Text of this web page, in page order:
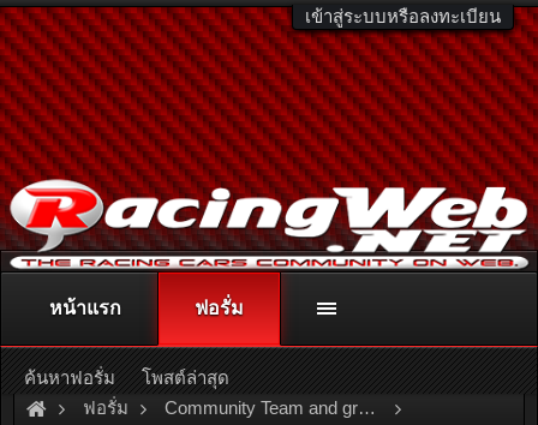
เข้าสู่ระบบหรือลงทะเบียน
ติดต่อลงโฆษณา racingweb@gmail.comหรือโทร. 081-811-1138
หรืออ่านรายละเอียดเพิ่มเติม คลิกที่นี่
ฟอรั่ม Community Team and group
หน้าแรก ฟอรั่ม
ค้นหาฟอรั่ม โพสต์ล่าสุด